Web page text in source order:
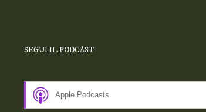
SEGUI IL PODCAST
Apple Podcasts